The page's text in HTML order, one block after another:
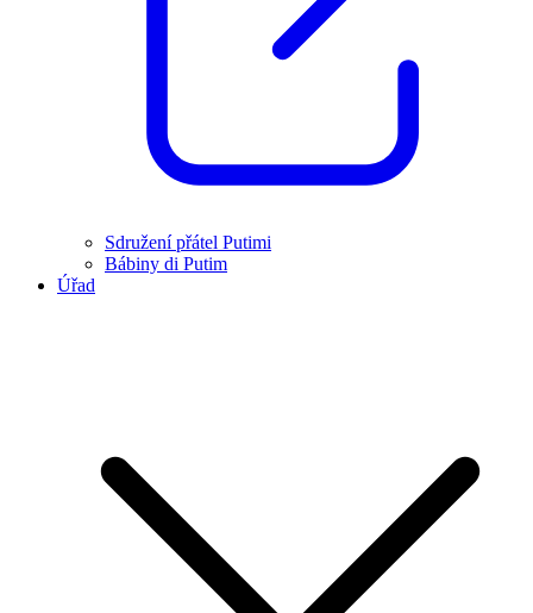
Sdružení přátel Putimi
Bábiny di Putim
Úřad